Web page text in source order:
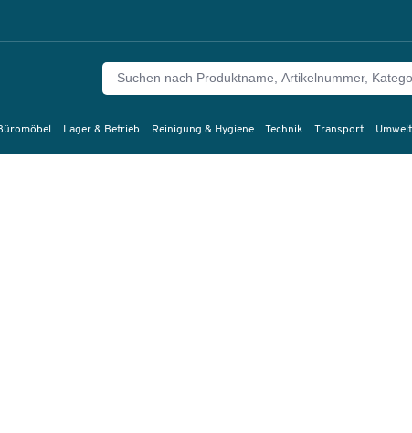
Lager & Betrieb Reinigung & Hygiene Technik Transport